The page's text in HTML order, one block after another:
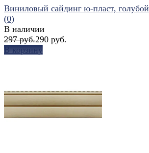
избранное сравнить
Виниловый сайдинг ю-пласт, голубой
(0)
В наличии
297 руб.290 руб.
В корзину